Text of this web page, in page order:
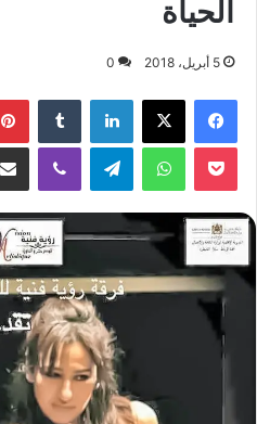
‬الحياة
5 أبريل، 2018 0
لينكدإن
واتساب